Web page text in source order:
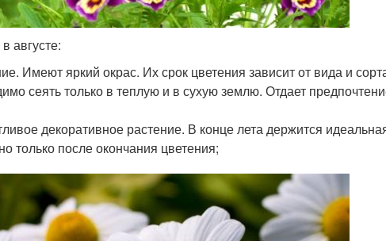
августе:
Имеют яркий окрас. Их срок цветения зависит от вида и
сеять только в теплую и в сухую землю. Отдает
декоративное растение. В конце лета держится
только после окончания цветения;